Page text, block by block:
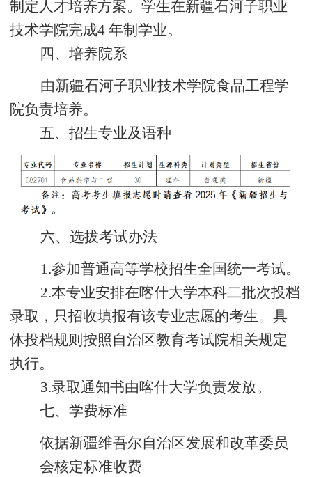
制定人才培养方案。学生在新疆石河子职业
技术学院完成4 年制学业。
四、培养院系
由新疆石河子职业技术学院食品工程学
院负责培养。
五、招生专业及语种
六、选拔考试办法
1.参加普通高等学校招生全国统一考试。
2.本专业安排在喀什大学本科二批次投档
录取，只招收填报有该专业志愿的考生。具
体投档规则按照自治区教育考试院相关规定
执行。
3.录取通知书由喀什大学负责发放。
七、学费标准
依据新疆维吾尔自治区发展和改革委员
会核定标准收费